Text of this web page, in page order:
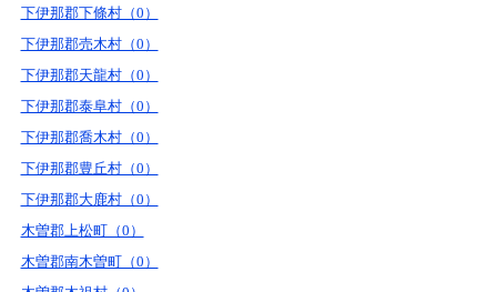
下伊那郡下條村（0）
下伊那郡売木村（0）
下伊那郡天龍村（0）
下伊那郡泰阜村（0）
下伊那郡喬木村（0）
下伊那郡豊丘村（0）
下伊那郡大鹿村（0）
木曽郡上松町（0）
木曽郡南木曽町（0）